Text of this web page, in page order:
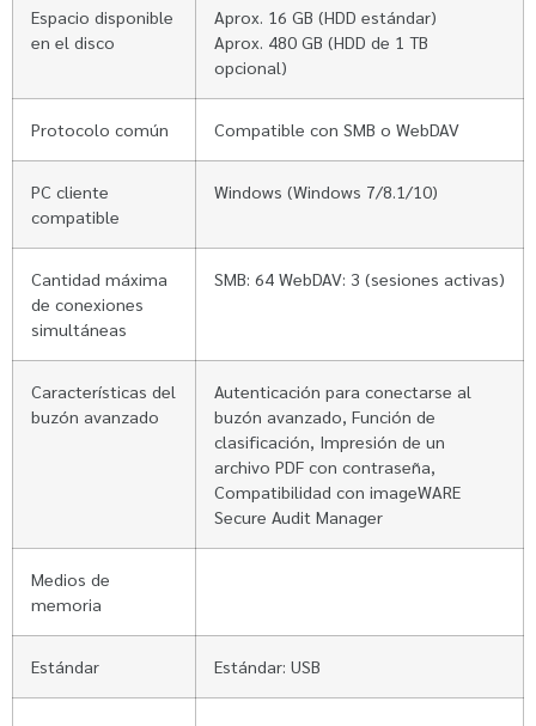
Espacio disponible
en el disco
Aprox. 16 GB (HDD estándar)
Aprox. 480 GB (HDD de 1 TB
opcional)
Protocolo común Compatible con SMB o WebDAV
PC cliente
compatible
Windows (Windows 7/8.1/10)
Cantidad máxima
de conexiones
simultáneas
SMB: 64 WebDAV: 3 (sesiones activas)
Características del
buzón avanzado
Autenticación para conectarse al
buzón avanzado, Función de
clasificación, Impresión de un
archivo PDF con contraseña,
Compatibilidad con imageWARE
Secure Audit Manager
Medios de
memoria
Estándar Estándar: USB